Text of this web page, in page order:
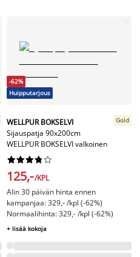
-62%
Huipputarjous
WELLPUR BOKSELVI
Sijauspatja 90x200cm
WELLPUR BOKSELVI valkoinen
Gold






125,-/KPL
Alin 30 päivän hinta ennen
kampanjaa: 329,- /kpl (-62%)
Normaalihinta: 329,- /kpl (-62%)
+ lisää kokoja